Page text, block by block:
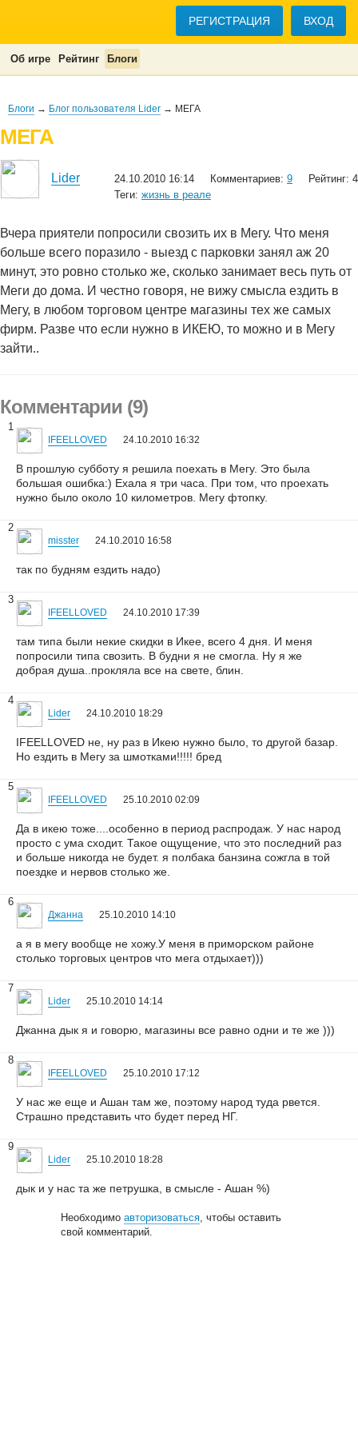
РЕГИСТРАЦИЯ ВХОД
Об игре Рейтинг Блоги
Блоги → Блог пользователя Lider → МЕГА
МЕГА
Lider 24.10.2010 16:14 Комментариев: 9
Рейтинг: 4
Теги: жизнь в реале
Вчера приятели попросили свозить их в Мегу. Что меня
больше всего поразило - выезд с парковки занял аж 20
минут, это ровно столько же, сколько занимает весь путь от
Меги до дома. И честно говоря, не вижу смысла ездить в
Мегу, в любом торговом центре магазины тех же самых
фирм. Разве что если нужно в ИКЕЮ, то можно и в Мегу
зайти..
Комментарии (9)
1
IFEELLOVED 24.10.2010 16:32
В прошлую субботу я решила поехать в Мегу. Это была
большая ошибка:) Ехала я три часа. При том, что проехать
нужно было около 10 километров. Мегу фтопку.
2
misster 24.10.2010 16:58
так по будням ездить надо)
3
IFEELLOVED 24.10.2010 17:39
там типа были некие скидки в Икее, всего 4 дня. И меня
попросили типа свозить. В будни я не смогла. Ну я же
добрая душа..прокляла все на свете, блин.
4
Lider 24.10.2010 18:29
IFEELLOVED не, ну раз в Икею нужно было, то другой базар.
Но ездить в Мегу за шмотками!!!!! бред
5
IFEELLOVED 25.10.2010 02:09
Да в икею тоже....особенно в период распродаж. У нас народ
просто с ума сходит. Такое ощущение, что это последний раз
и больше никогда не будет. я полбака банзина сожгла в той
поездке и нервов столько же.
6
Джанна 25.10.2010 14:10
а я в мегу вообще не хожу.У меня в приморском районе
столько торговых центров что мега отдыхает)))
7
Lider 25.10.2010 14:14
Джанна дык я и говорю, магазины все равно одни и те же )))
8
IFEELLOVED 25.10.2010 17:12
У нас же еще и Ашан там же, поэтому народ туда рвется.
Страшно представить что будет перед НГ.
9
Lider 25.10.2010 18:28
дык и у нас та же петрушка, в смысле - Ашан %)
Необходимоавторизоваться, чтобы оставить
свой комментарий.